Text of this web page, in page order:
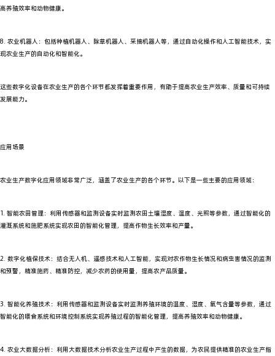
高养殖效率和动物健康。
8. 农业机器人：包括种植机器人、除草机器人、采摘机器人等，通过自动化操作和人工智能技术，实
现农业生产的自动化和智能化。
这些数字化设备在农业生产的各个环节都发挥着重要作用，有助于提高农业生产效率、质量和可持续
发展能力。
应用场景
农业生产数字化应用领域非常广泛，涵盖了农业生产的各个环节。以下是一些主要的应用领域：
1. 智能农田管理：利用传感器和监测设备实时监测农田土壤湿度、温度、光照等参数，通过智能化的
灌溉系统和施肥系统实现农田的智能化管理，提高作物生长效率和产量。
2. 数字化植保技术：结合无人机、遥感技术和人工智能，实现对农作物生长情况和病虫害情况的监测
和预警，精准施药、精准防控，减少农药的使用量，提高农产品质量。
3. 智能化养殖技术：利用传感器和监测设备实时监测养殖环境的温度、湿度、氧气含量等参数，通过
智能化的喂食系统和环境控制系统实现养殖过程的智能化管理，提高养殖效率和动物健康。
4. 农业大数据分析：利用大数据技术分析农业生产过程中产生的数据，为农民提供精准的农业生产指